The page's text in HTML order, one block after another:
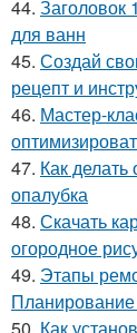
44. Заголовок
для ванн
45. Создай
рецепт и
46. Мастер-
47. Как
опалубка
48. Скачать
огородное
49. Этапы